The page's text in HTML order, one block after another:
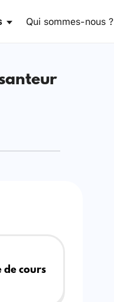
Qui sommes-nous ?
de cours